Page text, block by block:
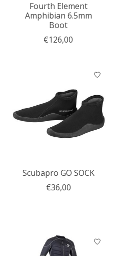
Fourth Element
Amphibian 6.5mm
Boot
€126,00
Scubapro GO SOCK
€36,00